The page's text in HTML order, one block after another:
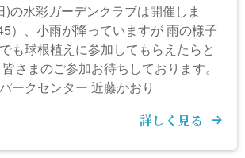
の水彩ガーデンクラブは開催しま
）、小雨が降っていますが 雨の様子
も球根植えに参加してもらえたらと
さまのご参加お待ちしております。
ークセンター 近藤かおり
詳しく見る